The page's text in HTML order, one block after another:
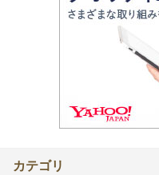
カテゴリ